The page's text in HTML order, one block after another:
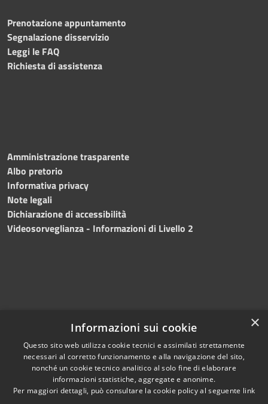
Prenotazione appuntamento
Segnalazione disservizio
Leggi le FAQ
Richiesta di assistenza
Amministrazione trasparente
Albo pretorio
Informativa privacy
Note legali
Dichiarazione di accessibilità
Videosorveglianza - Informazioni di Livello 2
Accessibilità
Privacy
Copyright © 2024 •
Comune di Mazara del
Vallo• Powered
×
Informazioni sui cookie
Questo sito web utilizza cookie tecnici e assimilati strettamente
necessari al corretto funzionamento e alla navigazione del sito,
nonché un cookie tecnico analitico al solo fine di elaborare
informazioni statistiche, aggregate e anonime.
Per maggiori dettagli, può consultare la cookie policy al seguente link